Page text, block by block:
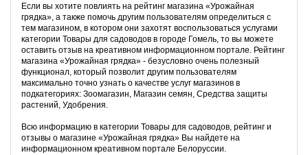
Если вы хотите повлиять на рейтинг магазина «Урожайная
грядка», а также помочь другим пользователям определиться с
тем магазином, в котором они захотят воспользоваться услугами
категории Товары для садоводов в городе Гомель, то вы можете
оставить отзыв на креативном информационном портале. Рейтинг
магазина «Урожайная грядка» - безусловно очень полезный
функционал, который позволит другим пользователям
максимально точно узнать о качестве услуг магазинов в
подкатегориях: Зоомагазин, Магазин семян, Средства защиты
растений, Удобрения.
Всю информацию в категории Товары для садоводов, рейтинг и
отзывы о магазине «Урожайная грядка» Вы найдете на
информационном креативном портале Белоруссии.